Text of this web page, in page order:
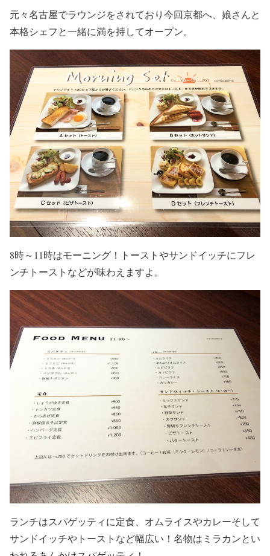
元々名古屋でラウンジをされており今回京都へ、娘さんと
本格シェフと一緒に満を持してオープン。
8時～11時はモーニング！トーストやサンドイッチにフレ
ンチトーストなどが味わえますよ。
ランチはスパゲッティに定食、オムライスやカレーそして
サンドイッチやトーストなど幅広い！名物はミラカンとい